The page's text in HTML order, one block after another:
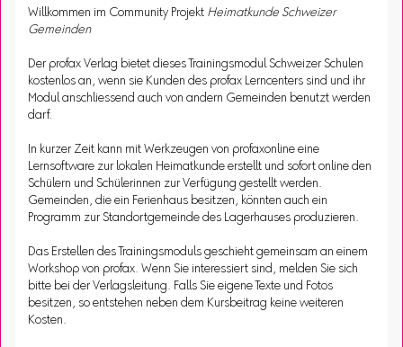
Willkommen im Community Projekt Heimatkunde Schweizer
Gemeinden
Der profax Verlag bietet dieses Trainingsmodul Schweizer Schulen
kostenlos an, wenn sie Kunden des profax Lerncenters sind und ihr
Modul anschliessend auch von andern Gemeinden benutzt werden
darf.
In kurzer Zeit kann mit Werkzeugen von profaxonline eine
Lernsoftware zur lokalen Heimatkunde erstellt und sofort online den
Schülern und Schülerinnen zur Verfügung gestellt werden.
Gemeinden, die ein Ferienhaus besitzen, könnten auch ein
Programm zur Standortgemeinde des Lagerhauses produzieren.
Das Erstellen des Trainingsmoduls geschieht gemeinsam an einem
Workshop von profax. Wenn Sie interessiert sind, melden Sie sich
bitte bei der Verlagsleitung. Falls Sie eigene Texte und Fotos
besitzen, so entstehen neben dem Kursbeitrag keine weiteren
Kosten.